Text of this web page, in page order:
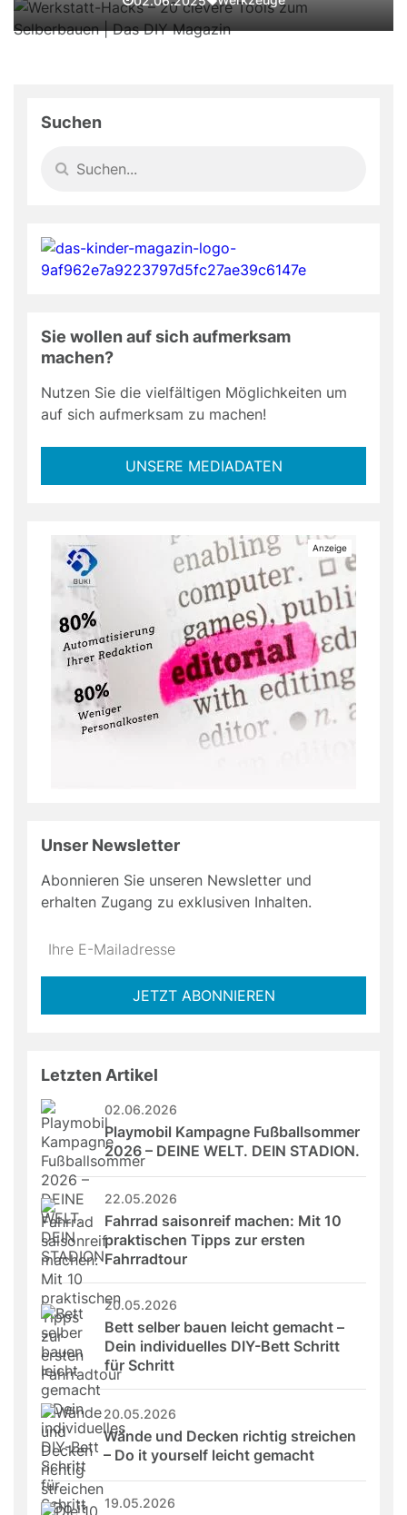
Suchen
Sie wollen auf sich aufmerksam
machen?
Nutzen Sie die vielfältigen Möglichkeiten um
auf sich aufmerksam zu machen!
UNSERE MEDIADATEN
Unser Newsletter
Abonnieren Sie unseren Newsletter und
erhalten Zugang zu exklusiven Inhalten.
Do
*Ihre
JETZT ABONNIEREN
Letzten Artikel
02.06.2026
Playmobil Kampagne Fußballsommer
2026 – DEINE WELT. DEIN STADION.
22.05.2026
Fahrrad saisonreif machen: Mit 10
praktischen Tipps zur ersten
Fahrradtour
20.05.2026
Bett selber bauen leicht gemacht –
Dein individuelles DIY-Bett Schritt
für Schritt
20.05.2026
Wände und Decken richtig streichen
– Do it yourself leicht gemacht
19.05.2026